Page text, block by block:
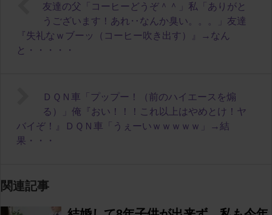
友達の父「コーヒーどうぞ＾＾」私「ありがと
うございます！あれ‥なんか臭い。。。」友達
『失礼なｗブーッ（コーヒー吹き出す）』→なん
と・・・・・
ＤＱＮ車「プップー！（前のハイエースを煽
る）」俺『おい！！！これ以上はやめとけ！ヤ
バイぞ！』ＤＱＮ車「うぇーいｗｗｗｗｗ」→結
果・・・
関連記事